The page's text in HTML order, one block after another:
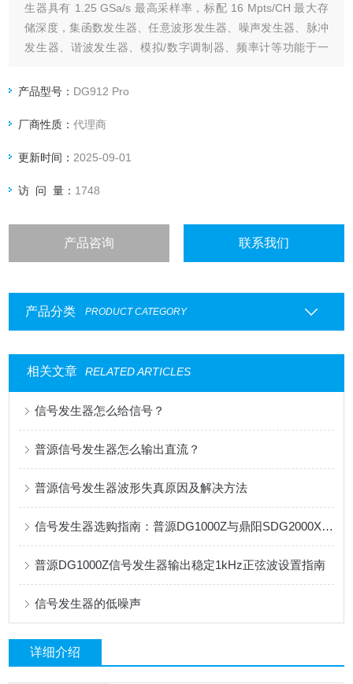
生器具有 1.25 GSa/s 最高采样率，标配 16 Mpts/CH 最大存
储深度，集函数发生器、任意波形发生器、噪声发生器、脉冲
发生器、谐波发生器、模拟/数字调制器、频率计等功能于一
产品型号： DG912 Pro
厂商性质：代理商
更新时间： 2025-09-01
访 问 量： 1748
产品咨询 联系我们
产品分类 PRODUCT CATEGORY
相关文章 RELATED ARTICLES
信号发生器怎么给信号？
普源信号发生器怎么输出直流？
普源信号发生器波形失真原因及解决方法
信号发生器选购指南：普源DG1000Z与鼎阳SDG2000X全面对比
普源DG1000Z信号发生器输出稳定1kHz正弦波设置指南
信号发生器的低噪声
详细介绍